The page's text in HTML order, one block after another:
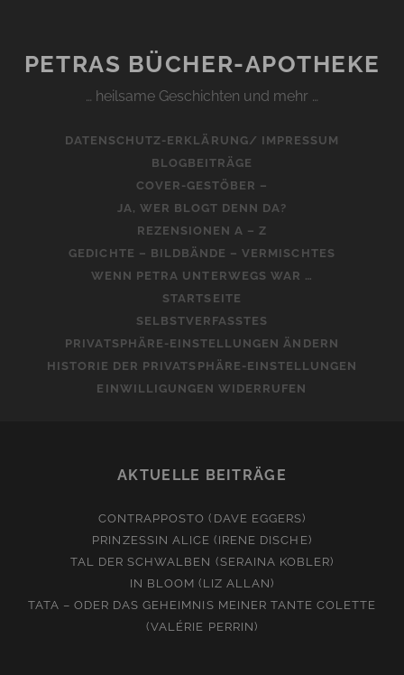
PETRAS BÜCHER-APOTHEKE
… heilsame Geschichten und mehr …
DATENSCHUTZ-ERKLÄRUNG/ IMPRESSUM
BLOGBEITRÄGE
COVER-GESTÖBER –
JA, WER BLOGT DENN DA?
REZENSIONEN A – Z
GEDICHTE – BILDBÄNDE – VERMISCHTES
WENN PETRA UNTERWEGS WAR …
STARTSEITE
SELBSTVERFASSTES
PRIVATSPHÄRE-EINSTELLUNGEN ÄNDERN
HISTORIE DER PRIVATSPHÄRE-EINSTELLUNGEN
EINWILLIGUNGEN WIDERRUFEN
AKTUELLE BEITRÄGE
CONTRAPPOSTO (DAVE EGGERS)
PRINZESSIN ALICE (IRENE DISCHE)
TAL DER SCHWALBEN (SERAINA KOBLER)
IN BLOOM (LIZ ALLAN)
TATA – ODER DAS GEHEIMNIS MEINER TANTE COLETTE
(VALÉRIE PERRIN)